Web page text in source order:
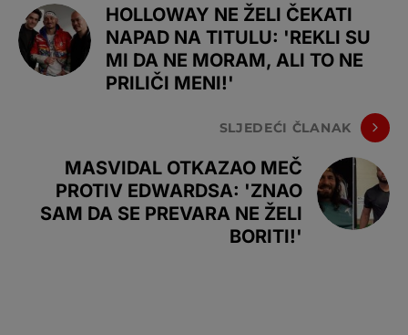
HOLLOWAY NE ŽELI ČEKATI
NAPAD NA TITULU: 'REKLI SU
MI DA NE MORAM, ALI TO NE
PRILIČI MENI!'
SLJEDEĆI ČLANAK
MASVIDAL OTKAZAO MEČ
PROTIV EDWARDSA: 'ZNAO
SAM DA SE PREVARA NE ŽELI
BORITI!'